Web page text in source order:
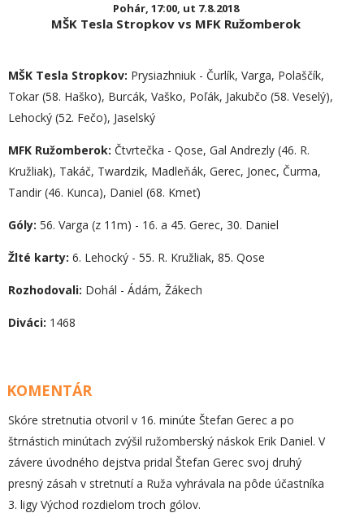
Pohár, 17:00, ut 7.8.2018
MŠK Tesla Stropkov vs MFK Ružomberok
MŠK Tesla Stropkov: Prysiazhniuk - Čurlík, Varga, Polaščík,
Tokar (58. Haško), Burcák, Vaško, Poľák, Jakubčo (58. Veselý),
Lehocký (52. Fečo), Jaselský
MFK Ružomberok: Čtvrtečka - Qose, Gal Andrezly (46. R.
Kružliak), Takáč, Twardzik, Madleňák, Gerec, Jonec, Čurma,
Tandir (46. Kunca), Daniel (68. Kmeť)
Góly: 56. Varga (z 11m) - 16. a 45. Gerec, 30. Daniel
Žlté karty: 6. Lehocký - 55. R. Kružliak, 85. Qose
Rozhodovali: Dohál - Ádám, Žákech
Diváci: 1468
KOMENTÁR
Skóre stretnutia otvoril v 16. minúte Štefan Gerec a po
štrnástich minútach zvýšil ružomberský náskok Erik Daniel. V
závere úvodného dejstva pridal Štefan Gerec svoj druhý
presný zásah v stretnutí a Ruža vyhrávala na pôde účastníka
3. ligy Východ rozdielom troch gólov.